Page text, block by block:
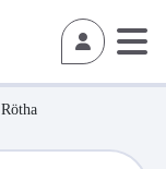
Rötha